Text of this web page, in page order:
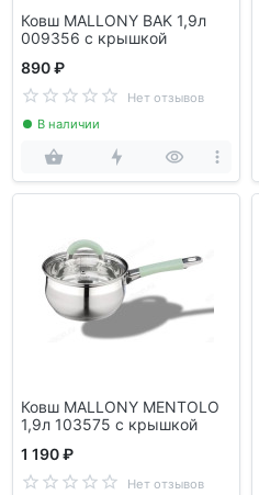
Ковш MALLONY BAK 1,9л
009356 с крышкой
890 ₽
Нет отзывов
В наличии
Ковш MALLONY MENTOLO
1,9л 103575 с крышкой
1 190 ₽
Нет отзывов